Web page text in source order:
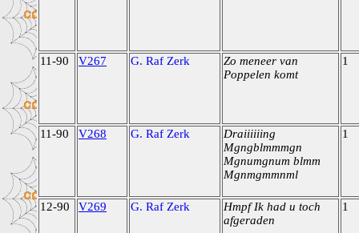
11-90 V267 G. Raf Zerk
Zo meneer van
Poppelen komt
1
11-90 V268 G. Raf Zerk
Draiiiiiing
Mgngblmmmgn
Mgnumgnum blmm
Mgnmgmmnml
1
12-90 V269 G. Raf Zerk
Hmpf Ik had u toch
afgeraden
1